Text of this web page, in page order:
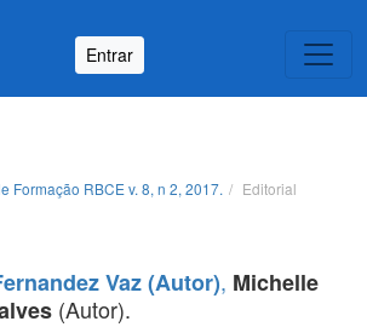
Entrar
Formação RBCE v. 8, n 2, 2017. Editorial
Vaz (Autor), Michelle
(Autor).